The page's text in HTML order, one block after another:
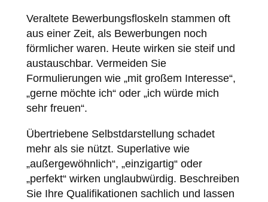
Veraltete Bewerbungsfloskeln stammen oft
aus einer Zeit, als Bewerbungen noch
förmlicher waren. Heute wirken sie steif und
austauschbar. Vermeiden Sie
Formulierungen wie „mit großem Interesse“,
„gerne möchte ich“ oder „ich würde mich
sehr freuen“.
Übertriebene Selbstdarstellung schadet
mehr als sie nützt. Superlative wie
„außergewöhnlich“, „einzigartig“ oder
„perfekt“ wirken unglaubwürdig. Beschreiben
Sie Ihre Qualifikationen sachlich und lassen